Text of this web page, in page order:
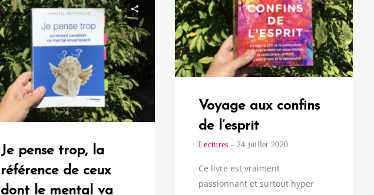
Voyage aux confins
de l’esprit
Lectures 24 juillet 2020
Ce livre est vraiment
passionnant et surtout hyper
Je pense trop, la
référence de ceux
dont le mental va